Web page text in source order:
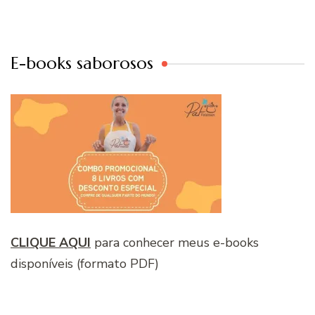
E-books saborosos
CLIQUE AQUI para conhecer meus e-books
disponíveis (formato PDF)